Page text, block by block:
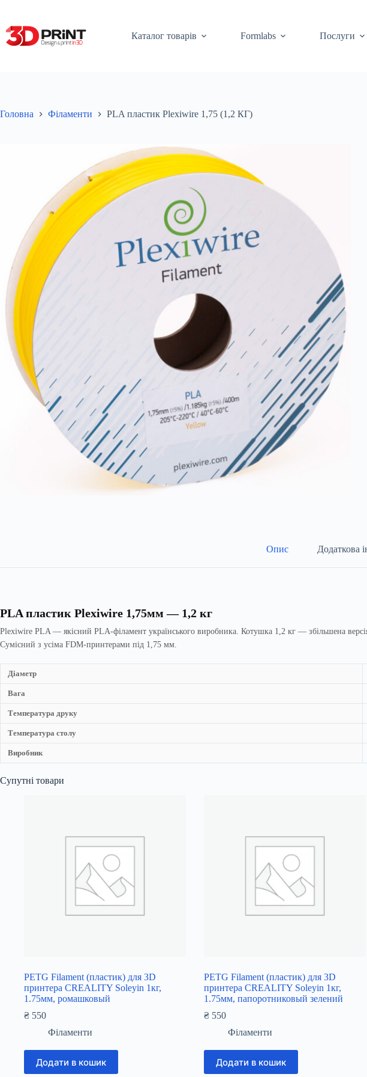
вмісту
Каталог товарів
Formlabs Послуги
Головна Філаменти PLA пластик Plexiwire 1,75 (1,2 КГ)
Опис Додаткова
PLA пластик Plexiwire 1,75мм — 1,2 кг
Plexiwire PLA — якісний PLA-філамент українського виробника. Котушка 1,2 кг — збільшена
Сумісний з усіма FDM-принтерами під 1,75 мм.
Діаметр
Вага
Температура друку
Температура столу
Виробник
Супутні товари
PETG Filament (пластик) для 3D
принтера CREALITY Soleyin 1кг,
1.75мм, ромашковый
₴ 550
Філаменти
Додати в кошик
PETG Filament (пластик) для 3D
принтера CREALITY Soleyin 1кг,
1.75мм, папоротниковый зелений
₴550
Філаменти
Додати в кошик